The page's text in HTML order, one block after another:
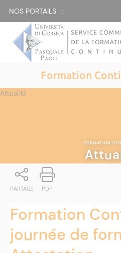
NOS PORTAILS :
Formation
Attualità
FORMATION
PARTAGE PDF
Formation
journée de